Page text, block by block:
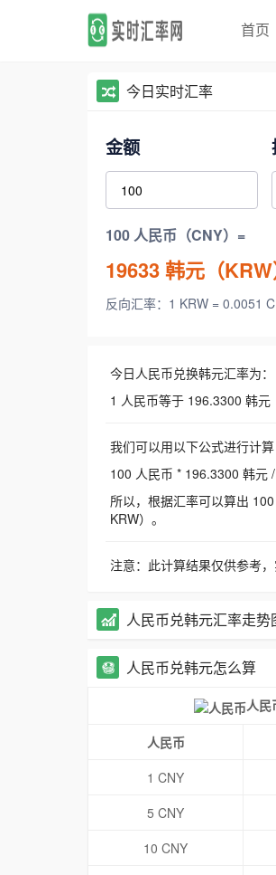
首页
今日实时汇率
金额
100 人民币（CNY）=
19633韩元（KRW
反向汇率：1 KRW = 0.0051
今日人民币兑换韩元汇率为：
1 人民币等于 196.3300 韩元
我们可以用以下公式进行计算
100 人民币 * 196.3300 韩元
所以，根据汇率可以算出
KRW）。
注意：此计算结果仅供参考
人民币兑韩元汇率走势
人民币兑韩元怎么算
人民
人民币
1 CNY
5 CNY
10 CNY